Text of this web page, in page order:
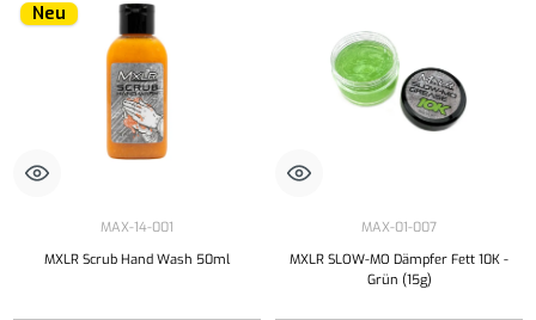
Neu
MAX-14-001
MXLR Scrub Hand Wash 50ml
MAX-01-007
MXLR SLOW-MO Dämpfer Fett 10K -
Grün (15g)